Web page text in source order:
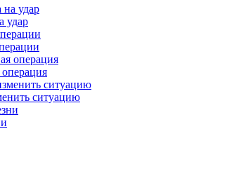
удар
ситуацию